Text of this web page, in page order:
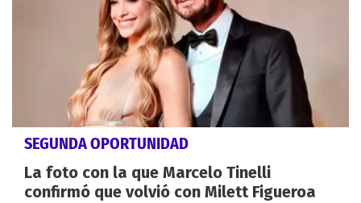
SEGUNDA OPORTUNIDAD
La foto con la que Marcelo Tinelli
confirmó que volvió con Milett Figueroa